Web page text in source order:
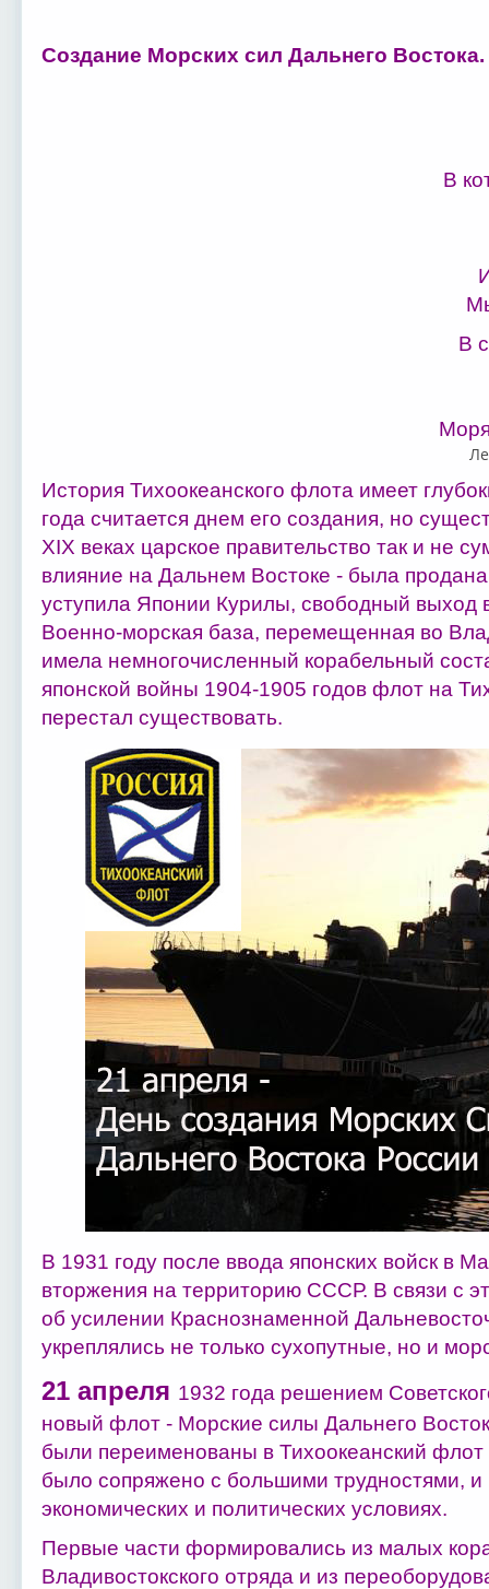
Создание Морских сил Дальнего Востока.
В
В
История Тихоокеанского флота имеет
года считается днем его создания, но
XIX веках царское правительство так и не
влияние на Дальнем Востоке - была
уступила Японии Курилы, свободный выход
Военно-морская база, перемещенная во
имела немногочисленный корабельный
японской войны 1904-1905 годов флот на
перестал существовать.
В 1931 году после ввода японских войск в
вторжения на территорию СССР. В связи с
об усилении Краснознаменной
укреплялись не только сухопутные, но и
21 апреля 1932 года решением
новый флот - Морские силы Дальнего
были переименованы в Тихоокеанский флот
было сопряжено с большими трудностями, и
экономических и политических условиях.
Первые части формировались из малых
Владивостокского отряда и из